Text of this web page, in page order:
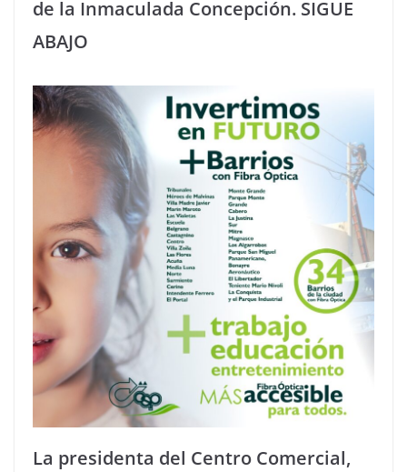
de la Inmaculada Concepción. SIGUE
ABAJO
La presidenta del Centro Comercial,